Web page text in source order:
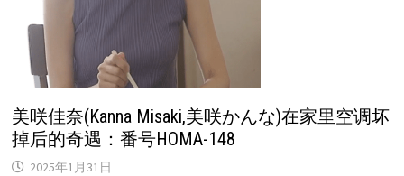
美咲佳奈(Kanna Misaki,美咲かんな)在家里空调坏
掉后的奇遇：番号HOMA-148
2025年1月31日